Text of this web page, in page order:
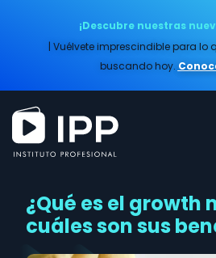
¡Descubre nuestras
| Vuélvete imprescindible para lo
buscando hoy.
¿Qué es el growth
cuáles son sus